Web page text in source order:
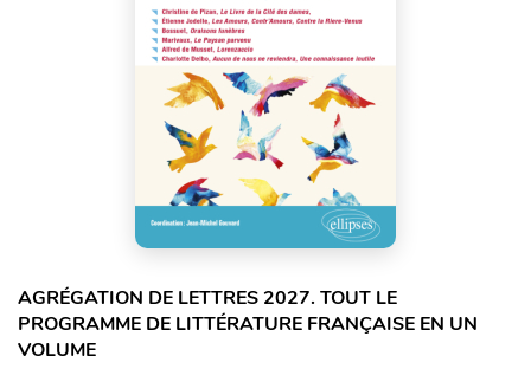
AGRÉGATION DE LETTRES 2027. TOUT LE
PROGRAMME DE LITTÉRATURE FRANÇAISE EN UN
VOLUME